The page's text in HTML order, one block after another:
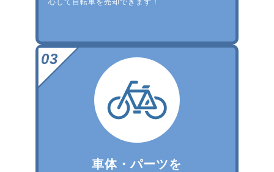
心して自転車を売却できます！
車体・パーツを